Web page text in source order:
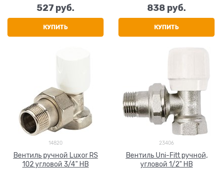
527 руб.
КУПИТЬ
838 руб.
КУПИТЬ
14820
Вентиль ручной Luxor RS
102 угловой 3/4" НВ
23406
Вентиль Uni-Fitt ручной,
угловой 1/2" НВ